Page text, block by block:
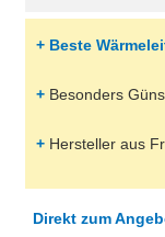
+ Beste
+ Besonders
+ Hersteller aus
Direkt zum